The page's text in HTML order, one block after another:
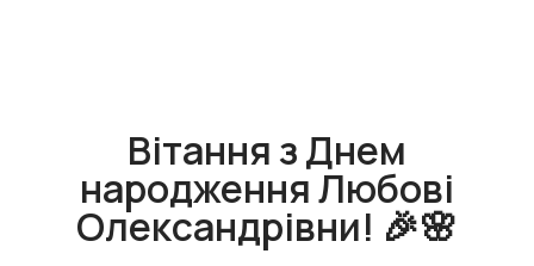
Вітання з Днем
народження Любові
Олександрівни! 🎉🌸